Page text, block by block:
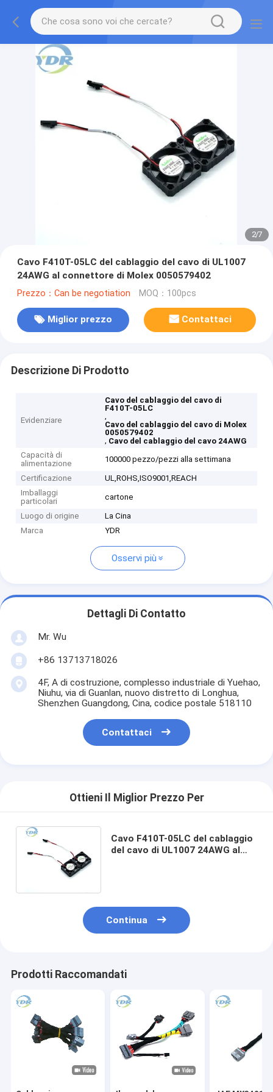
2/7
Cavo F410T-05LC del cablaggio del cavo di UL1007
24AWG al connettore di Molex 0050579402
Prezzo：Can be negotiation MOQ：100pcs
Miglior prezzo Contattaci
Descrizione Di Prodotto
Evidenziare
Cavo del cablaggio del cavo di
F410T-05LC
,
Cavo del cablaggio del cavo di Molex
0050579402
, Cavo del cablaggio del cavo 24AWG
Capacità di
alimentazione
100000 pezzo/pezzi alla settimana
Certificazione
UL,ROHS,ISO9001,REACH
Imballaggi
particolari
cartone
Luogo di origine
La Cina
Marca
YDR
Osservi più
Dettagli Di Contatto
Mr. Wu
+86 13713718026
4F, A di costruzione, complesso industriale di Yuehao,
Niuhu, via di Guanlan, nuovo distretto di Longhua,
Shenzhen Guangdong, Cina, codice postale 518110
Contattaci
Ottieni Il Miglior Prezzo Per
Cavo F410T-05LC del cablaggio
del cavo di UL1007 24AWG al
Continua
Prodotti Raccomandati